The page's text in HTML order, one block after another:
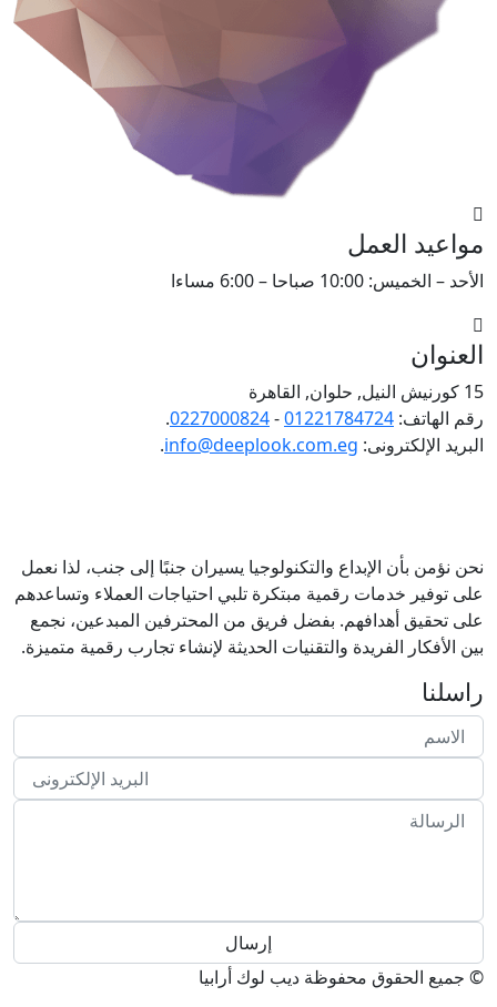
مواعيد العمل
الأحد – الخميس: 10:00 صباحا – 6:00 مساءا
العنوان
15 كورنيش النيل, حلوان, القاهرة
رقم الهاتف: 01221784724
-
0227000824
.
البريد الإلكترونى: info@deeplook.com.eg
.
نحن نؤمن بأن الإبداع والتكنولوجيا يسيران جنبًا إلى جنب، لذا نعمل
على توفير خدمات رقمية مبتكرة تلبي احتياجات العملاء وتساعدهم
على تحقيق أهدافهم. بفضل فريق من المحترفين المبدعين، نجمع
بين الأفكار الفريدة والتقنيات الحديثة لإنشاء تجارب رقمية متميزة.
راسلنا
© جميع الحقوق محفوظة ديب لوك أرابيا